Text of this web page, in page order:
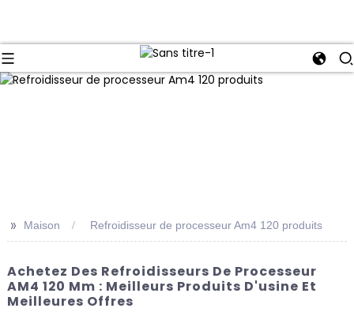
>> Maison Refroidisseur de processeur Am4 120 produits
Achetez Des Refroidisseurs De Processeur
AM4 120 Mm : Meilleurs Produits D'usine Et
Meilleures Offres